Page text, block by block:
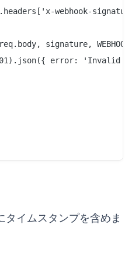
webhook-
signature,
error: 'Invalid
タイムスタンプを含めま